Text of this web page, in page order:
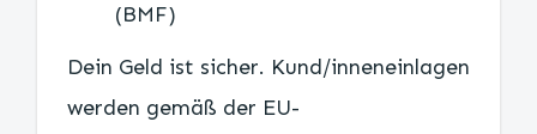
(BMF)
Dein Geld ist sicher. Kund/inneneinlagen
werden gemäß der EU-